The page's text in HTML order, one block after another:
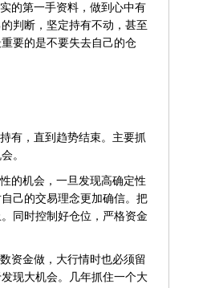
的第一手资料，做到心中有
判断，坚定持有不动，甚至
要的是不要失去自己的仓
有，直到趋势结束。主要抓
。
的机会，一旦发现高确定性
己的交易理念更加确信。把
同时控制好仓位，严格资金
资金做，大行情时也必须留
现大机会。几年抓住一个大